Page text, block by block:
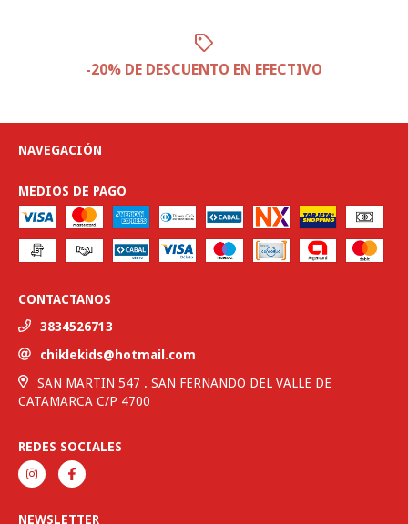
-20% DE DESCUENTO EN EFECTIVO
NAVEGACIÓN
MEDIOS DE PAGO
CONTACTANOS
3834526713
chiklekids@hotmail.com
SAN MARTIN 547 . SAN FERNANDO DEL VALLE DE
CATAMARCA C/P 4700
REDES SOCIALES
NEWSLETTER